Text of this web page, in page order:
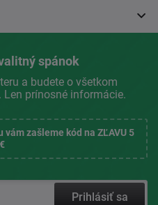
spánok
a budete o všetkom
prínosné informácie.
zašleme kód na ZĽAVU 5
€
Prihlásiť sa